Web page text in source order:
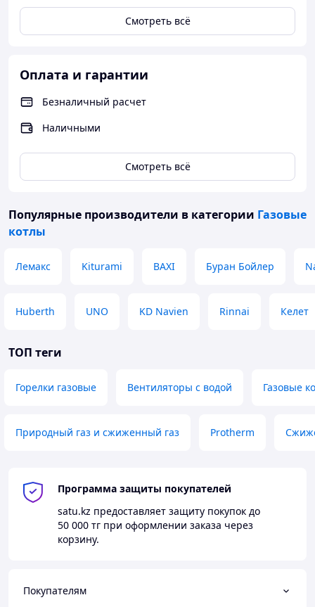
Смотреть всё
Оплата и гарантии
Безналичный расчет
Наличными
Смотреть всё
Популярные производители в категории Газовые
котлы
Лемакс Kiturami BAXI Буран Бойлер
Huberth UNO KD Navien Rinnai Келет
ТОП теги
Горелки газовые Вентиляторы с водой Газовые
Природный газ и сжиженный газ Protherm
Программа защиты покупателей
satu.kz предоставляет защиту покупок до
50 000 тг при оформлении заказа через
корзину.
Покупателям